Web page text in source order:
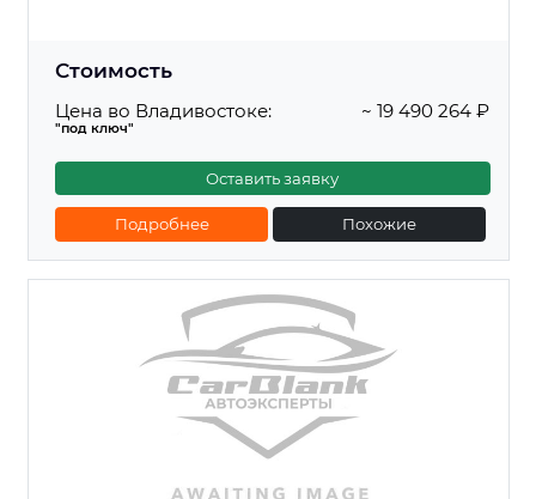
Стоимость
Цена во Владивостоке:
"под ключ"
~ 19 490 264 ₽
Оставить заявку
Подробнее Похожие